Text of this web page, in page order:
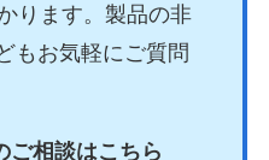
ります。製品の非
もお気軽にご質問
ご相談はこちら